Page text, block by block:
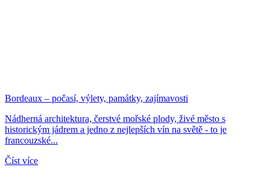
Bordeaux – počasí, výlety, památky, zajímavosti
Nádherná architektura, čerstvé mořské plody, živé město s
historickým jádrem a jedno z nejlepších vín na světě - to je
francouzské...
Číst více